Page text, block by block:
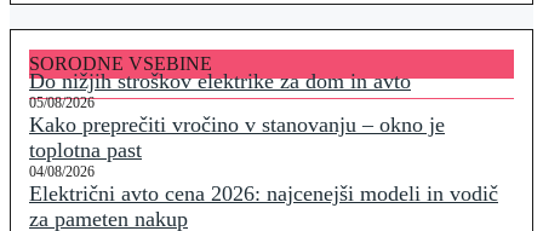
SORODNE VSEBINE
Do nižjih stroškov elektrike za dom in avto
05/08/2026
Kako preprečiti vročino v stanovanju – okno je
toplotna past
04/08/2026
Električni avto cena 2026: najcenejši modeli in vodič
za pameten nakup